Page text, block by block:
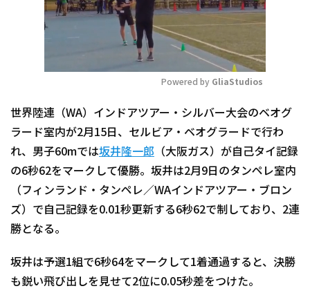
Mute
Powered by GliaStudios
世界陸連（WA）インドアツアー・シルバー大会のベオグ
ラード室内が2月15日、セルビア・ベオグラードで行わ
れ、男子60mでは坂井隆一郎 （大阪ガス）が自己タイ記録
の6秒62をマークして優勝。坂井は2月9日のタンペレ室内
（フィンランド・タンペレ／WAインドアツアー・ブロン
ズ）で自己記録を0.01秒更新する6秒62で制しており、2連
勝となる。
坂井は予選1組で6秒64をマークして1着通過すると、決勝
も鋭い飛び出しを見せて2位に0.05秒差をつけた。